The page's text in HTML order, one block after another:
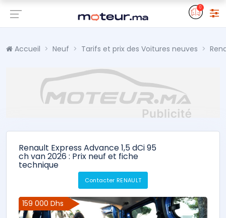
0
Accueil Neuf Tarifs et prix des Voitures neuves
Renault Express Advance 1,5 dCi 95
ch van 2026 : Prix neuf et fiche
technique
Contacter RENAULT
159 000 Dhs